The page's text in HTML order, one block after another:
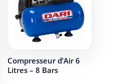
Compresseur d’Air 6
Litres – 8 Bars